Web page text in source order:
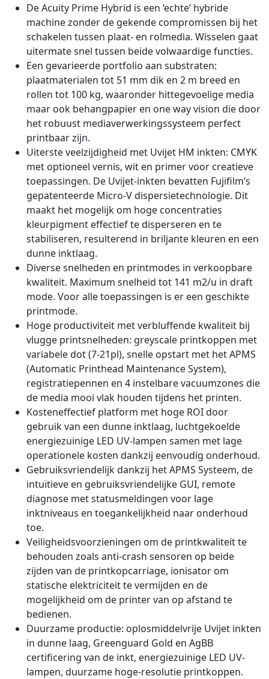
De Acuity Prime Hybrid is een ‘echte’ hybride
machine zonder de gekende compromissen bij het
schakelen tussen plaat- en rolmedia. Wisselen gaat
uitermate snel tussen beide volwaardige functies.
Een gevarieerde portfolio aan substraten:
plaatmaterialen tot 51 mm dik en 2 m breed en
rollen tot 100 kg, waaronder hittegevoelige media
maar ook behangpapier en one way vision die door
het robuust mediaverwerkingssysteem perfect
printbaar zijn.
Uiterste veelzijdigheid met Uvijet HM inkten: CMYK
met optioneel vernis, wit en primer voor creatieve
toepassingen. De Uvijet-inkten bevatten Fujifilm’s
gepatenteerde Micro-V dispersietechnologie. Dit
maakt het mogelijk om hoge concentraties
kleurpigment effectief te disperseren en te
stabiliseren, resulterend in briljante kleuren en een
dunne inktlaag.
Diverse snelheden en printmodes in verkoopbare
kwaliteit. Maximum snelheid tot 141 m2/u in draft
mode. Voor alle toepassingen is er een geschikte
printmode.
Hoge productiviteit met verbluffende kwaliteit bij
vlugge printsnelheden: greyscale printkoppen met
variabele dot (7-21pl), snelle opstart met het APMS
(Automatic Printhead Maintenance System),
registratiepennen en 4 instelbare vacuumzones die
de media mooi vlak houden tijdens het printen.
Kosteneffectief platform met hoge ROI door
gebruik van een dunne inktlaag, luchtgekoelde
energiezuinige LED UV-lampen samen met lage
operationele kosten dankzij eenvoudig onderhoud.
Gebruiksvriendelijk dankzij het APMS Systeem, de
intuïtieve en gebruiksvriendelijke GUI, remote
diagnose met statusmeldingen voor lage
inktniveaus en toegankelijkheid naar onderhoud
toe.
Veiligheidsvoorzieningen om de printkwaliteit te
behouden zoals anti-crash sensoren op beide
zijden van de printkopcarriage, ionisator om
statische elektriciteit te vermijden en de
mogelijkheid om de printer van op afstand te
bedienen.
Duurzame productie: oplosmiddelvrije Uvijet inkten
in dunne laag, Greenguard Gold en AgBB
certificering van de inkt, energiezuinige LED UV-
lampen, duurzame hoge-resolutie printkoppen.